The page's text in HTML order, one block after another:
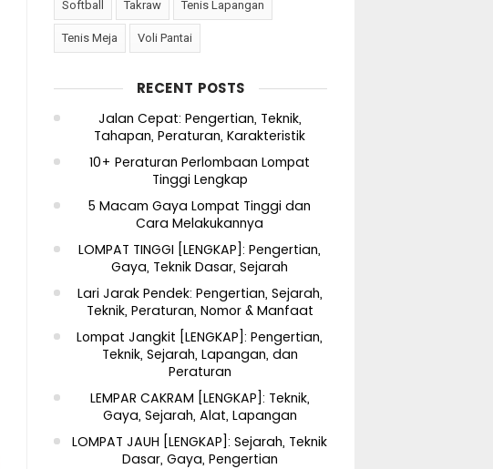
Softball Takraw Tenis Lapangan
Tenis Meja Voli Pantai
RECENT POSTS
Jalan Cepat: Pengertian, Teknik,
Tahapan, Peraturan, Karakteristik
10+ Peraturan Perlombaan Lompat
Tinggi Lengkap
5 Macam Gaya Lompat Tinggi dan
Cara Melakukannya
LOMPAT TINGGI [LENGKAP]: Pengertian,
Gaya, Teknik Dasar, Sejarah
Lari Jarak Pendek: Pengertian, Sejarah,
Teknik, Peraturan, Nomor & Manfaat
Lompat Jangkit [LENGKAP]: Pengertian,
Teknik, Sejarah, Lapangan, dan
Peraturan
LEMPAR CAKRAM [LENGKAP]: Teknik,
Gaya, Sejarah, Alat, Lapangan
LOMPAT JAUH [LENGKAP]: Sejarah, Teknik
Dasar, Gaya, Pengertian